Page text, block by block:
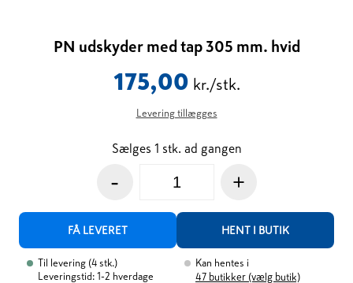
PN udskyder med tap 305 mm. hvid
175,00 kr./stk.
Levering tillægges
Sælges 1 stk. ad gangen
- +
FÅ LEVERET HENT I BUTIK
Til levering (4 stk.)
Leveringstid: 1-2 hverdage
Kan hentes i
47 butikker (vælg butik)